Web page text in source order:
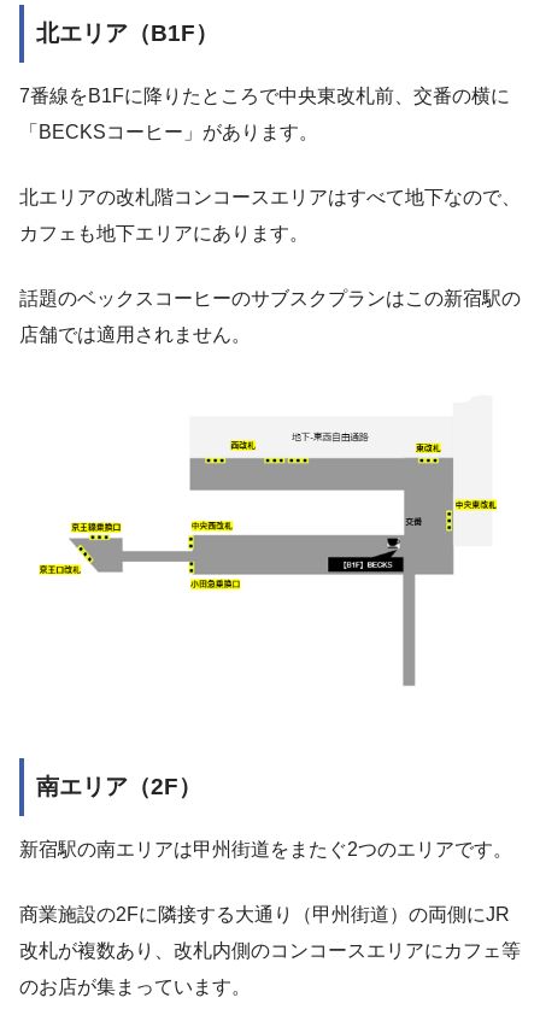
北エリア（B1F）
7番線をB1Fに降りたところで中央東改札前、交番の横に
「BECKSコーヒー」があります。
北エリアの改札階コンコースエリアはすべて地下なので、
カフェも地下エリアにあります。
話題のベックスコーヒーのサブスクプランはこの新宿駅の
店舗では適用されません。
南エリア（2F）
新宿駅の南エリアは甲州街道をまたぐ2つのエリアです。
商業施設の2Fに隣接する大通り（甲州街道）の両側にJR
改札が複数あり、改札内側のコンコースエリアにカフェ等
のお店が集まっています。